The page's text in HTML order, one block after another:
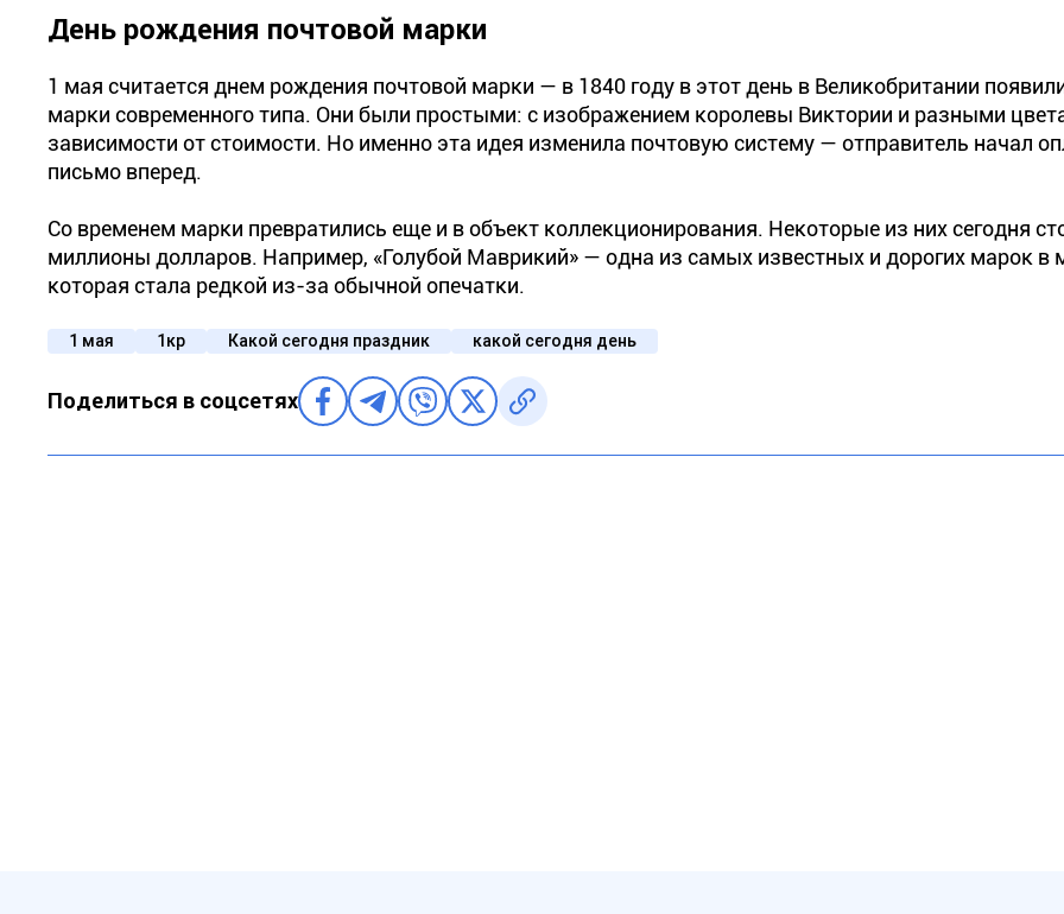
День рождения почтовой марки
1 мая считается днем рождения почтовой марки — в 1840 году в этот день в Великобритании
марки современного типа. Они были простыми: с изображением королевы Виктории и разными
зависимости от стоимости. Но именно эта идея изменила почтовую систему — отправитель начал
письмо вперед.
Со временем марки превратились еще и в объект коллекционирования. Некоторые из них сегодня
миллионы долларов. Например, «Голубой Маврикий» — одна из самых известных и дорогих марок в
которая стала редкой из-за обычной опечатки.
1 мая 1кр Какой сегодня праздник какой сегодня день
Поделиться в соцсетях